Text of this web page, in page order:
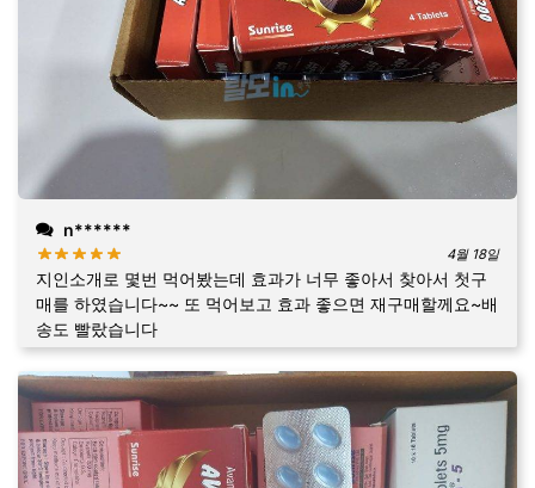
n******
4월 18일
지인소개로 몇번 먹어봤는데 효과가 너무 좋아서 찾아서 첫구
매를 하였습니다~~ 또 먹어보고 효과 좋으면 재구매할께요~배
송도 빨랐습니다